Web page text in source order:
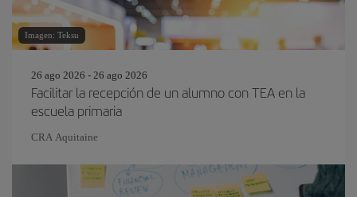
Imagen: Teksu
26 ago 2026 - 26 ago 2026
Facilitar la recepción de un alumno con TEA en la
escuela primaria
CRA Aquitaine